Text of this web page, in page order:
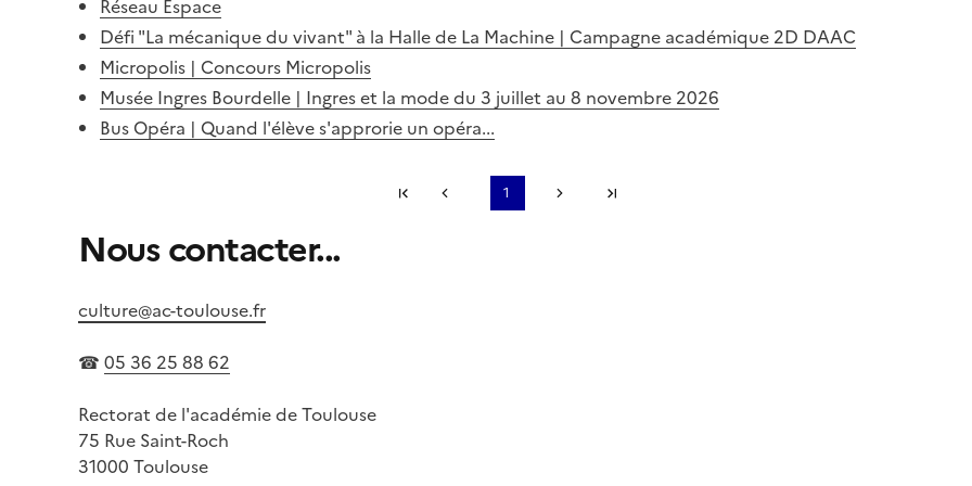
Réseau Espace
Défi "La mécanique du vivant" à la Halle de La Machine | Campagne académique 2D DAAC
Micropolis | Concours Micropolis
Musée Ingres Bourdelle | Ingres et la mode du 3 juillet au 8 novembre 2026
Bus Opéra | Quand l'élève s'approrie un opéra...
Première page1
Page suivanteDernière page
S'abonner à Accordéon
Nous contacter...
culture@ac-toulouse.fr
☎ 05 36 25 88 62
Rectorat de l'académie de Toulouse
75 Rue Saint-Roch
31000 Toulouse